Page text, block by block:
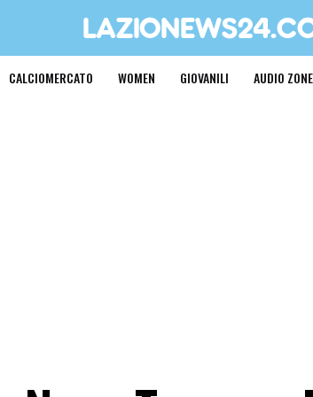
CALCIOMERCATO WOMEN GIOVANILI AUDIO ZONE